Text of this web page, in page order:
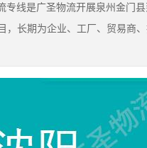
线是广圣物流开展泉州金门
，长期为企业、工厂、贸易商